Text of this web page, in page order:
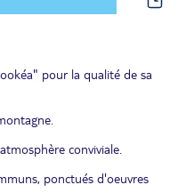
pour la qualité de sa
conviviale.
ponctués d'oeuvres